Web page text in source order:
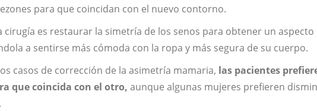
para que coincidan con el nuevo contorno.
cirugía es restaurar la simetría de los senos para obtener un
a sentirse más cómoda con la ropa y más segura de su cuerpo.
casos de corrección de la asimetría mamaria, las pacientes
que coincida con el otro, aunque algunas mujeres prefieren